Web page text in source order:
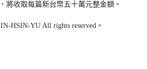
將收取每篇新台幣五十萬元整金額。
HSIN-YU All rights reserved。